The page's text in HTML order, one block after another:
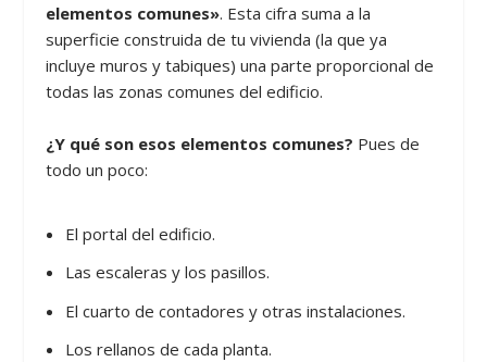
elementos comunes». Esta cifra suma a la
superficie construida de tu vivienda (la que ya
incluye muros y tabiques) una parte proporcional de
todas las zonas comunes del edificio.
¿Y qué son esos elementos comunes? Pues de
todo un poco:
El portal del edificio.
Las escaleras y los pasillos.
El cuarto de contadores y otras instalaciones.
Los rellanos de cada planta.